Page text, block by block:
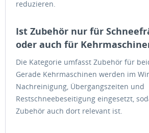
reduzieren.
Ist Zubehör nur für
oder auch für
Die Kategorie umfasst Zubehör für
Gerade Kehrmaschinen werden im
Nachreinigung, Übergangszeiten und
Restschneebeseitigung eingesetzt,
Zubehör auch dort relevant ist.